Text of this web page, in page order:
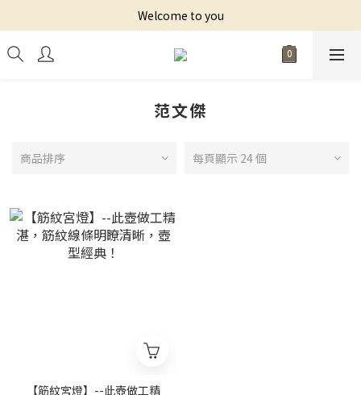
Welcome to you
范文傑
商品排序 每頁顯示 24 個
【筋紋宮燈】--此壺做工精